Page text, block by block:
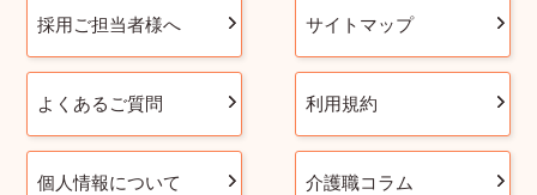
採用ご担当者様へ サイトマップ
よくあるご質問 利用規約
個人情報について 介護職コラム